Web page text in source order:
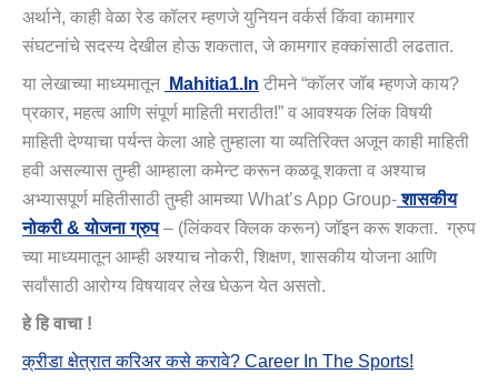
अर्थाने, काही वेळा रेड कॉलर म्हणजे युनियन वर्कर्स किंवा कामगार
संघटनांचे सदस्य देखील होऊ शकतात, जे कामगार हक्कांसाठी लढतात.
या लेखाच्या माध्यमातून Mahitia1.in टीमने “कॉलर जॉब म्हणजे काय?
प्रकार, महत्व आणि संपूर्ण माहिती मराठीत!” व आवश्यक लिंक विषयी
माहिती देण्याचा पर्यन्त केला आहे तुम्हाला या व्यतिरिक्त अजून काही माहिती
हवी असल्यास तुम्ही आम्हाला कमेन्ट करून कळवू शकता व अश्याच
अभ्यासपूर्ण महितीसाठी तुम्ही आमच्या What’s App Group-शासकीय
नोकरी & योजना ग्रुप– (लिंकवर क्लिक करून) जॉइन करू शकता. ग्रुप
च्या माध्यमातून आम्ही अश्याच नोकरी, शिक्षण, शासकीय योजना आणि
सर्वांसाठी आरोग्य विषयावर लेख घेऊन येत असतो.
हे हि वाचा !
क्रीडा क्षेत्रात करिअर कसे करावे? Career In The Sports!